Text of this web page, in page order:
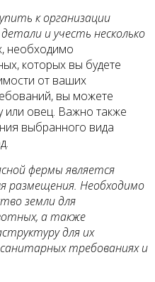
к организации
и учесть несколько
необходимо
которых вы будете
от ваших
вы можете
или овец. Важно также
выбранного вида
фермы является
размещения. Необходимо
земли для
а также
для их
требованиях и